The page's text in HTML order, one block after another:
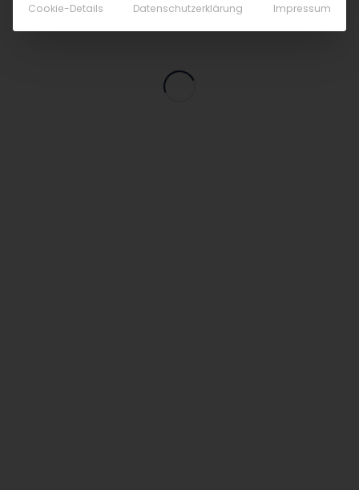
Cookie-Details Datenschutzerklärung Impressum